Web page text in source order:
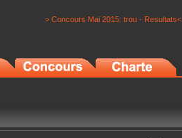
> Concours Mai 2015: trou - Resultats<